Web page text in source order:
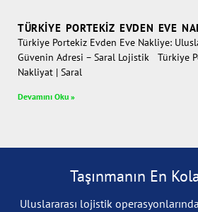
TÜRKIYE PORTEKIZ EVDEN EVE
Türkiye Portekiz Evden Eve Nakliye:
Güvenin Adresi – Saral Lojistik Türkiye
Nakliyat | Saral
Devamını Oku »
Taşınmanın En
Uluslararası lojistik